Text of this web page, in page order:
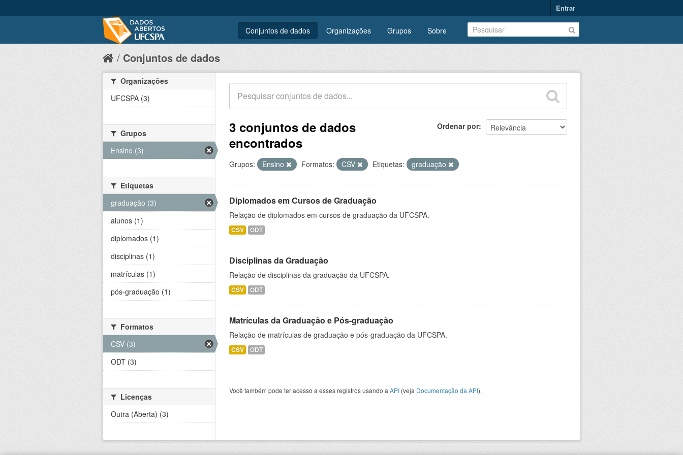
Entrar
Conjuntos de dados Organizações Grupos Sobre
Conjuntos de dados
Ordenar por
3 conjuntos de dados
encontrados
Grupos: Ensino Formatos: CSV Etiquetas: graduação
Diplomados em Cursos de Graduação
Relação de diplomados em cursos de graduação da UFCSPA.
CSV ODT
Disciplinas da Graduação
Relação de disciplinas da graduação da UFCSPA.
CSV ODT
Matrículas da Graduação e Pós-graduação
Relação de matrículas de graduação e pós-graduação da UFCSPA.
CSV ODT
Você também pode ter acesso a esses registros usando a API (veja Documentação da API).
Organizações
UFCSPA (3)
Grupos
Ensino (3)
Etiquetas
graduação (3)
alunos (1)
diplomados (1)
disciplinas (1)
matrículas (1)
pós-graduação (1)
Formatos
CSV (3)
ODT (3)
Licenças
Outra (Aberta) (3)